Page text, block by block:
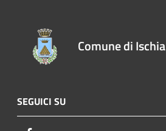
Comune di Ischia
SEGUICI SU